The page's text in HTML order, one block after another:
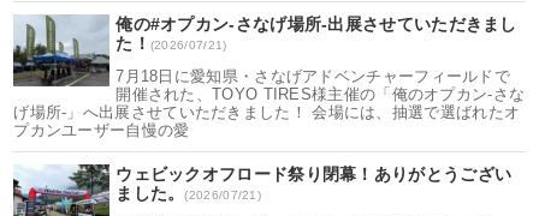
俺の#オプカン-さなげ場所-出展させていただきまし
た！ (2026/07/21)
7月18日に愛知県・さなげアドベンチャーフィールドで
開催された、TOYO TIRES様主催の「俺のオプカン-さな
げ場所-」へ出展させていただきました！ 会場には、抽選で選ばれたオ
プカンユーザー自慢の愛
ウェビックオフロード祭り閉幕！ありがとうござい
ました。(2026/07/21)